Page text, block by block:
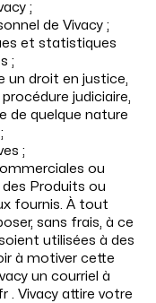
;
de Vivacy ;
et statistiques
;
un droit en justice,
judiciaire,
de quelque nature
;
ou
Produits ou
fournis. À tout
sans frais, à ce
utilisées à des
à motiver cette
un courriel à
. Vivacy attire votre